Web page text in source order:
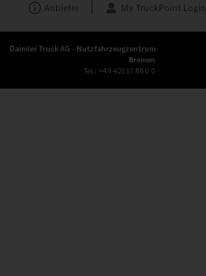
Anbieter My TruckPoint Login
Daimler Truck AG - Nutzfahrzeugzentrum
Bremen
Tel.: +49 421 17 860 0